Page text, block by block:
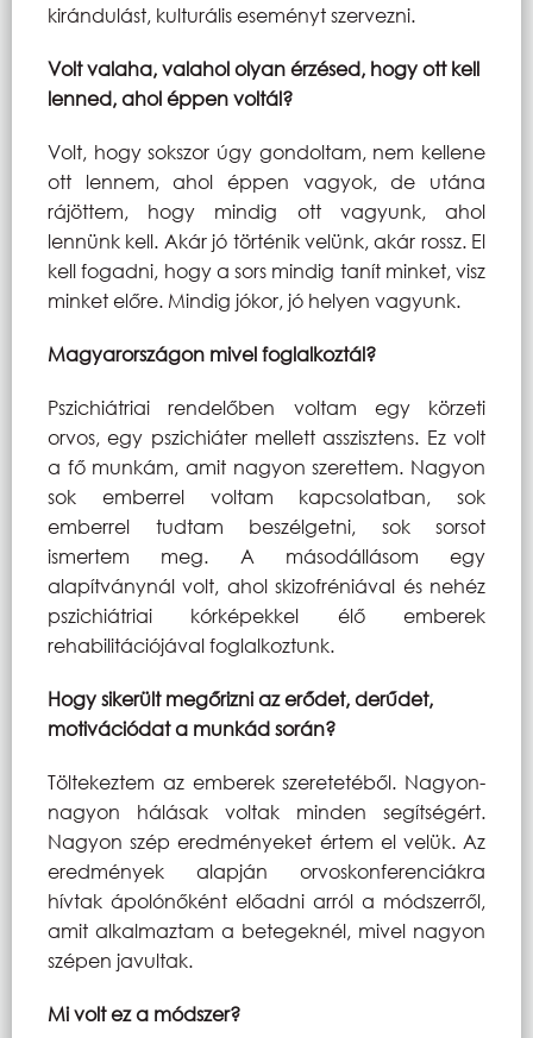
kirándulást, kulturális eseményt szervezni.
Volt valaha, valahol olyan érzésed, hogy ott kell
lenned, ahol éppen voltál?
Volt, hogy sokszor úgy gondoltam, nem kellene
ott lennem, ahol éppen vagyok, de utána
rájöttem, hogy mindig ott vagyunk, ahol
lennünk kell. Akár jó történik velünk, akár rossz. El
kell fogadni, hogy a sors mindig tanít minket, visz
minket előre. Mindig jókor, jó helyen vagyunk.
Magyarországon mivel foglalkoztál?
Pszichiátriai rendelőben voltam egy körzeti
orvos, egy pszichiáter mellett asszisztens. Ez volt
a fő munkám, amit nagyon szerettem. Nagyon
sok emberrel voltam kapcsolatban, sok
emberrel tudtam beszélgetni, sok sorsot
ismertem meg. A másodállásom egy
alapítványnál volt, ahol skizofréniával és nehéz
pszichiátriai kórképekkel élő emberek
rehabilitációjával foglalkoztunk.
Hogy sikerült megőrizni az erődet, derűdet,
motivációdat a munkád során?
Töltekeztem az emberek szeretetéből. Nagyon-
nagyon hálásak voltak minden segítségért.
Nagyon szép eredményeket értem el velük. Az
eredmények alapján orvoskonferenciákra
hívtak ápolónőként előadni arról a módszerről,
amit alkalmaztam a betegeknél, mivel nagyon
szépen javultak.
Mi volt ez a módszer?